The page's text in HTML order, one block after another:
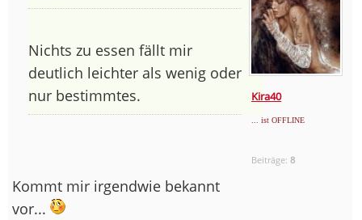
Kira40
... ist OFFLINE
Beiträge:8
Nichts zu essen fällt mir
deutlich leichter als wenig oder
nur bestimmtes.
Kommt mir irgendwie bekannt
vor...